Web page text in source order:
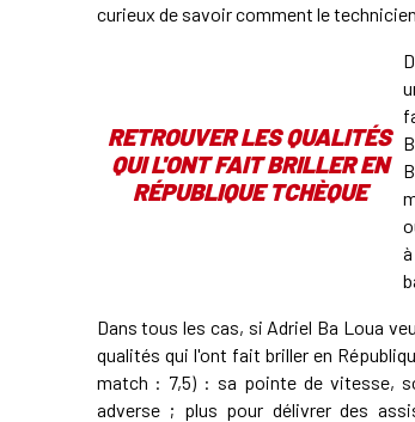
curieux de savoir comment le
RETROUVER LES QUALITÉS
QUI L'ONT FAIT BRILLER EN
RÉPUBLIQUE TCHÈQUE
Dans tous les cas, si Adriel Ba Loua
qualités qui l'ont fait briller en
match : 7,5) : sa pointe de vitesse,
adverse ; plus pour délivrer des